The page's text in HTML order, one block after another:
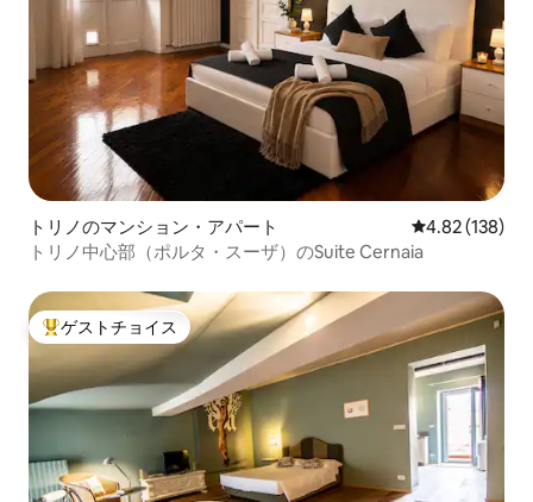
トリノのマンション・アパート レビュー138
4.82 (138)
トリノ中心部（ポルタ・スーザ）のSuite Cernaia
大好評のゲストチョイスです。
ゲストチョイス